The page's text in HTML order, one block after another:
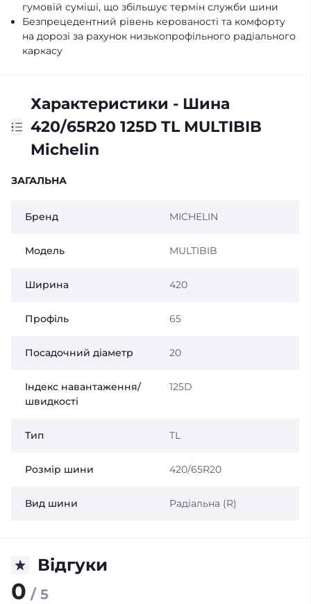
гумовій суміші, що збільшує термін служби шини
Безпрецедентний рівень керованості та комфорту
на дорозі за рахунок низькопрофільного радіального
каркасу
Характеристики - Шина
420/65R20 125D TL MULTIBIB
Michelin
ЗАГАЛЬНА
Бренд MICHELIN
Модель MULTIBIB
Ширина 420
Профіль 65
Посадочний діаметр 20
Індекс навантаження/
швидкості
125D
Тип TL
Розмір шини 420/65R20
Вид шини Радіальна (R)
Відгуки
0 / 5